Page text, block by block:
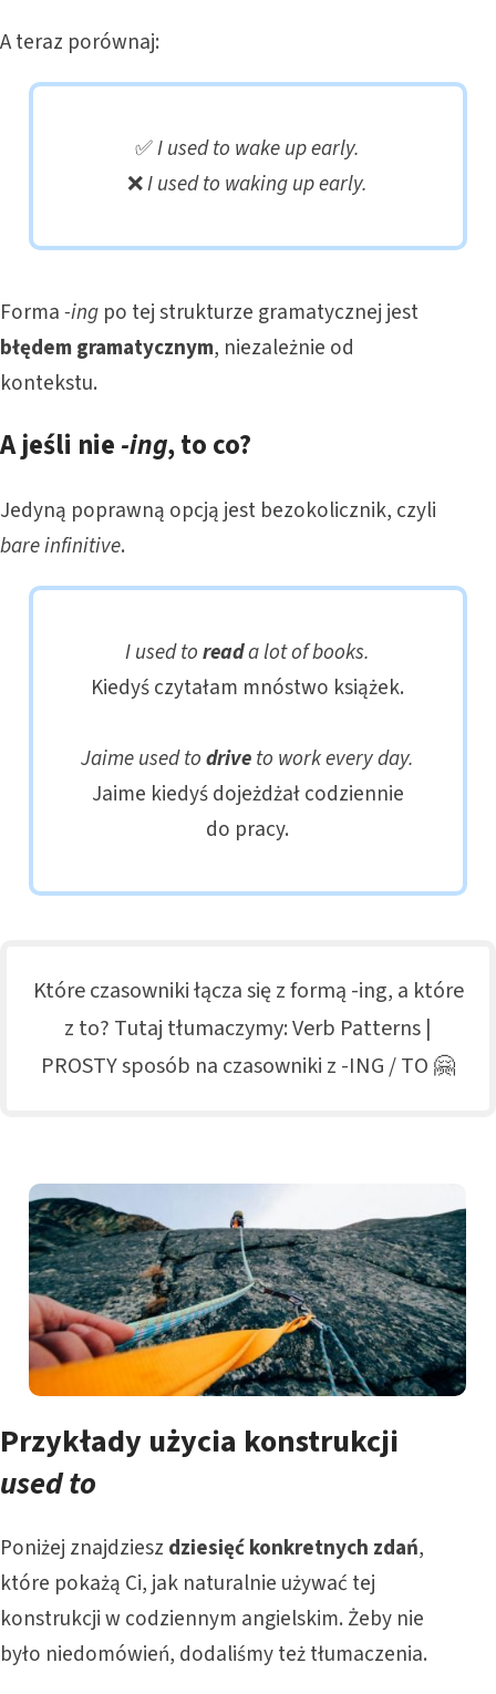
A teraz porównaj:
✅I used to wake up early.
❌I used to waking up early.
Forma-ing po tej strukturze gramatycznej jest
błędem gramatycznym, niezależnie od
kontekstu.
A jeśli nie -ing, to co?
Jedyną poprawną opcją jest bezokolicznik, czyli
bare infinitive.
I used toreada lot of books.
Kiedyś czytałam mnóstwo książek.
Jaime used todriveto work every day.
Jaime kiedyś dojeżdżał codziennie
do pracy.
Które czasowniki łącza się z formą -ing, a które
z to? Tutaj tłumaczymy:Verb Patterns |
PROSTY sposób na czasowniki z -ING / TO 🤗
Przykłady użycia konstrukcji
used to
Poniżej znajdziesz dziesięć konkretnych zdań,
które pokażą Ci, jak naturalnie używać tej
konstrukcji w codziennym angielskim. Żeby nie
było niedomówień, dodaliśmy też tłumaczenia.